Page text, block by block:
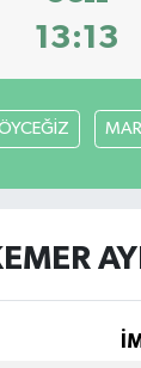
13:13